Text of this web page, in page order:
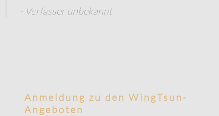
- Verfasser unbekannt
Anmeldung zu den WingTsun-
Angeboten